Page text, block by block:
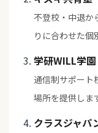
不登校・中退か
りに合わせた個
学研WILL学園
通信制サポート
場所を提供しま
クラスジャパ